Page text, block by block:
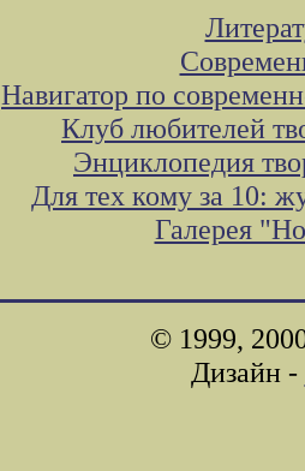
Навигатор по
Клуб любителей
Энциклопедия
Для тех кому за 10:
Галерея
© 1999,
Дизайн -